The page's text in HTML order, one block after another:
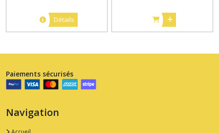
Détails
Paiements sécurisés
Navigation